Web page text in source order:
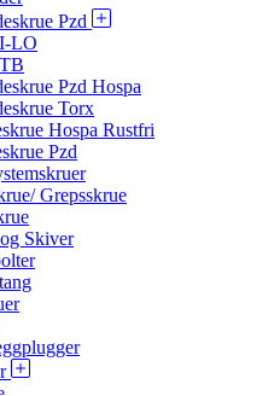
Pzd
LO
Pzd Hospa
Torx
Hospa Rustfri
Pzd
Grepsskrue
Skiver